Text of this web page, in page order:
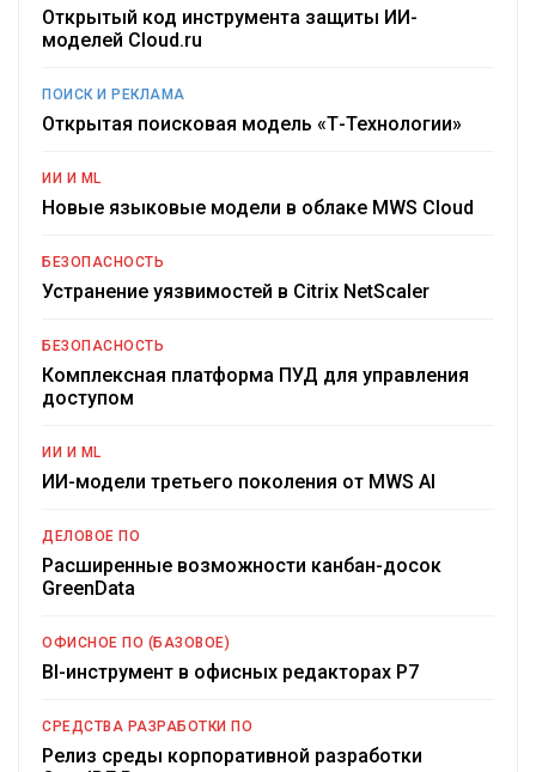
Открытый код инструмента защиты ИИ-
моделей Cloud.ru
ПОИСК И РЕКЛАМА
Открытая поисковая модель «Т-Технологии»
ИИ И ML
Новые языковые модели в облаке MWS Cloud
БЕЗОПАСНОСТЬ
Устранение уязвимостей в Citrix NetScaler
БЕЗОПАСНОСТЬ
Комплексная платформа ПУД для управления
доступом
ИИ И ML
ИИ-модели третьего поколения от MWS AI
ДЕЛОВОЕ ПО
Расширенные возможности канбан-досок
GreenData
ОФИСНОЕ ПО (БАЗОВОЕ)
BI-инструмент в офисных редакторах Р7
СРЕДСТВА РАЗРАБОТКИ ПО
Релиз среды корпоративной разработки